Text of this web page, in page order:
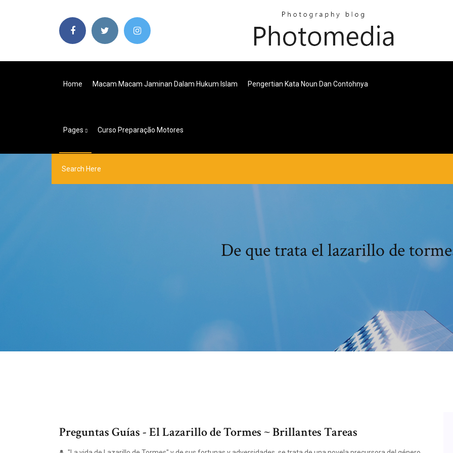
Home Macam Macam Jaminan Dalam Hukum Islam Pengertian Kata Noun Dan Contohnya
Pages Curso Preparação Motores
De que trata el lazarillo de
Preguntas Guías - El Lazarillo de Tormes ~ Brillantes Tareas